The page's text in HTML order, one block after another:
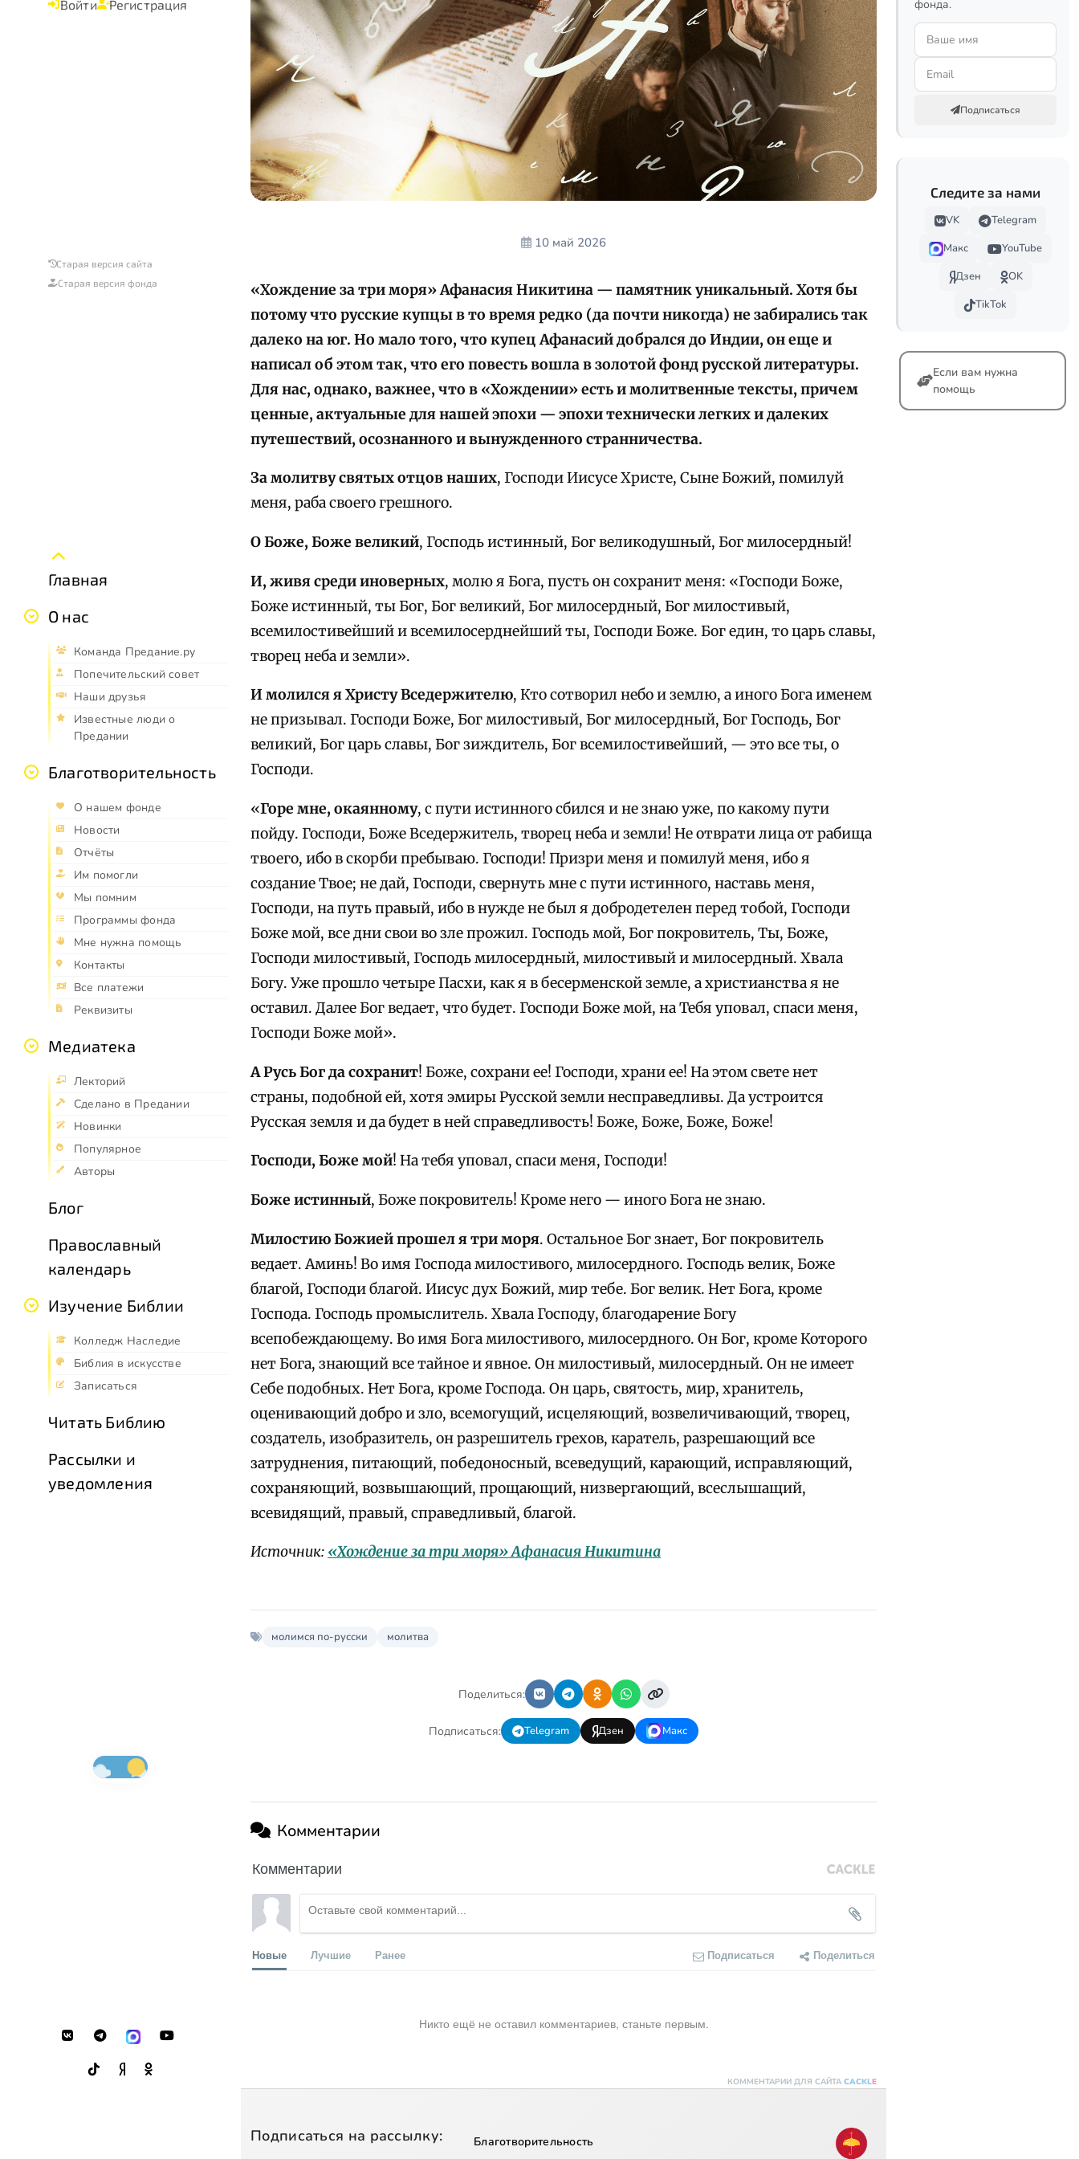
Войти Регистрация
Старая версия сайта
Старая версия фонда
Главная
О нас
Команда Предание.ру
Попечительский совет
Наши друзья
Известные люди о
Предании
Благотворительность
О нашем фонде
Новости
Отчёты
Им помогли
Мы помним
Программы фонда
Мне нужна помощь
Контакты
Все платежи
Реквизиты
Медиатека
Лекторий
Сделано в Предании
Новинки
Популярное
Авторы
Блог
Православный
календарь
Изучение Библии
Колледж Наследие
Библия в искусстве
Записаться
Читать Библию
Рассылки и
уведомления
10 май 2026
«Хождение за три моря» Афанасия Никитина — памятник уникальный. Хотя бы
потому что русские купцы в то время редко (да почти никогда) не забирались так
далеко на юг. Но мало того, что купец Афанасий добрался до Индии, он еще и
написал об этом так, что его повесть вошла в золотой фонд русской литературы.
Для нас, однако, важнее, что в «Хождении» есть и молитвенные тексты, причем
ценные, актуальные для нашей эпохи — эпохи технически легких и далеких
путешествий, осознанного и вынужденного странничества.
За молитву святых отцов наших, Господи Иисусе Христе, Сыне Божий, помилуй
меня, раба своего грешного.
О Боже, Боже великий, Господь истинный, Бог великодушный, Бог милосердный!
И, живя среди иноверных, молю я Бога, пусть он сохранит меня: «Господи Боже,
Боже истинный, ты Бог, Бог великий, Бог милосердный, Бог милостивый,
всемилостивейший и всемилосерднейший ты, Господи Боже. Бог един, то царь славы,
творец неба и земли».
И молился я Христу Вседержителю, Кто сотворил небо и землю, а иного Бога именем
не призывал. Господи Боже, Бог милостивый, Бог милосердный, Бог Господь, Бог
великий, Бог царь славы, Бог зиждитель, Бог всемилостивейший, — это все ты, о
Господи.
«Горе мне, окаянному, с пути истинного сбился и не знаю уже, по какому пути
пойду. Господи, Боже Вседержитель, творец неба и земли! Не отврати лица от рабища
твоего, ибо в скорби пребываю. Господи! Призри меня и помилуй меня, ибо я
создание Твое; не дай, Господи, свернуть мне с пути истинного, наставь меня,
Господи, на путь правый, ибо в нужде не был я добродетелен перед тобой, Господи
Боже мой, все дни свои во зле прожил. Господь мой, Бог покровитель, Ты, Боже,
Господи милостивый, Господь милосердный, милостивый и милосердный. Хвала
Богу. Уже прошло четыре Пасхи, как я в бесерменской земле, а христианства я не
оставил. Далее Бог ведает, что будет. Господи Боже мой, на Тебя уповал, спаси меня,
Господи Боже мой».
А Русь Бог да сохранит! Боже, сохрани ее! Господи, храни ее! На этом свете нет
страны, подобной ей, хотя эмиры Русской земли несправедливы. Да устроится
Русская земля и да будет в ней справедливость! Боже, Боже, Боже, Боже!
Господи, Боже мой! На тебя уповал, спаси меня, Господи!
Боже истинный, Боже покровитель! Кроме него — иного Бога не знаю.
Милостию Божией прошел я три моря. Остальное Бог знает, Бог покровитель
ведает. Аминь! Во имя Господа милостивого, милосердного. Господь велик, Боже
благой, Господи благой. Иисус дух Божий, мир тебе. Бог велик. Нет Бога, кроме
Господа. Господь промыслитель. Хвала Господу, благодарение Богу
всепобеждающему. Во имя Бога милостивого, милосердного. Он Бог, кроме Которого
нет Бога, знающий все тайное и явное. Он милостивый, милосердный. Он не имеет
Себе подобных. Нет Бога, кроме Господа. Он царь, святость, мир, хранитель,
оценивающий добро и зло, всемогущий, исцеляющий, возвеличивающий, творец,
создатель, изобразитель, он разрешитель грехов, каратель, разрешающий все
затруднения, питающий, победоносный, всеведущий, карающий, исправляющий,
сохраняющий, возвышающий, прощающий, низвергающий, всеслышащий,
всевидящий, правый, справедливый, благой.
Источник: «Хождение за три моря» Афанасия Никитина
молимся по-русски молитва
Поделиться:
Подписаться: Telegram Дзен Макс
Комментарии
Комментарии
Новые Лучшие Ранее Подписаться Поделиться
Никто ещё не оставил комментариев, станьте первым.
КОММЕНТАРИИ ДЛЯ САЙТА CACKLE
Подписаться на рассылку: Благотворительность
фонда.
Подписаться
Следите за нами
VK
Telegram
Макс
YouTube
Дзен
OK
TikTok
Если вам нужна
помощь